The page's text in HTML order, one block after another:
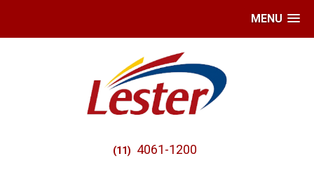
MENU
(11) 4061-1200